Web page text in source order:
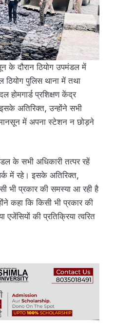
के दौरान ठियोग उपमंडल में
ठियोग पुलिस थाना में तथा
होमगार्ड प्रशिक्षण केंद्र
अतिरिक्त, उन्होंने सभी
में अपना स्टेशन न छोड़ने
के सभी अधिकारी तत्पर रहें
में रहे। इसके अतिरिक्त,
भी प्रकार की समस्या आ रही है
कहा कि किसी भी प्रकार की
एजेंसियों की प्रतिक्रिया त्वरित